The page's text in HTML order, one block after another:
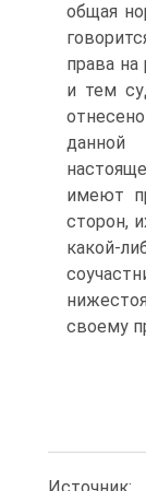
общая
права
и тем
имеют
сторон,
какой-
своему